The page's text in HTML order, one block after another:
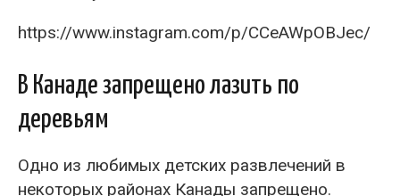
https://www.instagram.com/p/CCeAWpOBJec/
В Канаде запрещено лазить по
деревьям
Одно из любимых детских развлечений в
некоторых районах Канады запрещено.